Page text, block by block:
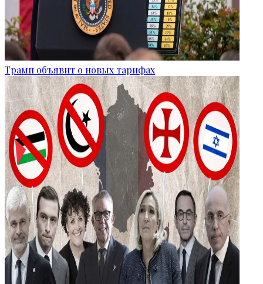
Трамп объявит о новых тарифах